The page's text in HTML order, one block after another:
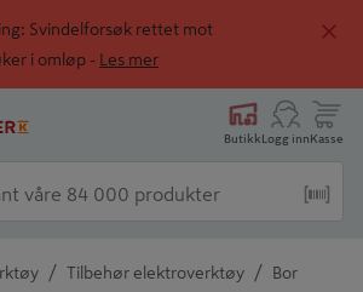
Svindelforsøk rettet mot
i omløp -
Les mer
ButikkLogg innKasse
/ Tilbehør elektroverktøy / Bor